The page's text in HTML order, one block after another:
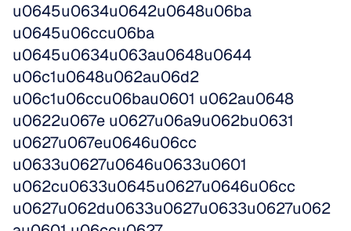
u0645u0634u0642u0648u06ba
u0645u06ccu06ba
u0645u0634u063au0648u0644
u06c1u0648u062au06d2
u06c1u06ccu06bau0601 u062au0648
u0622u067e u0627u06a9u062bu0631
u0627u067eu0646u06cc
u0633u0627u0646u0633u0601
u062cu0633u0645u0627u0646u06cc
u0627u062du0633u0627u0633u0627u062